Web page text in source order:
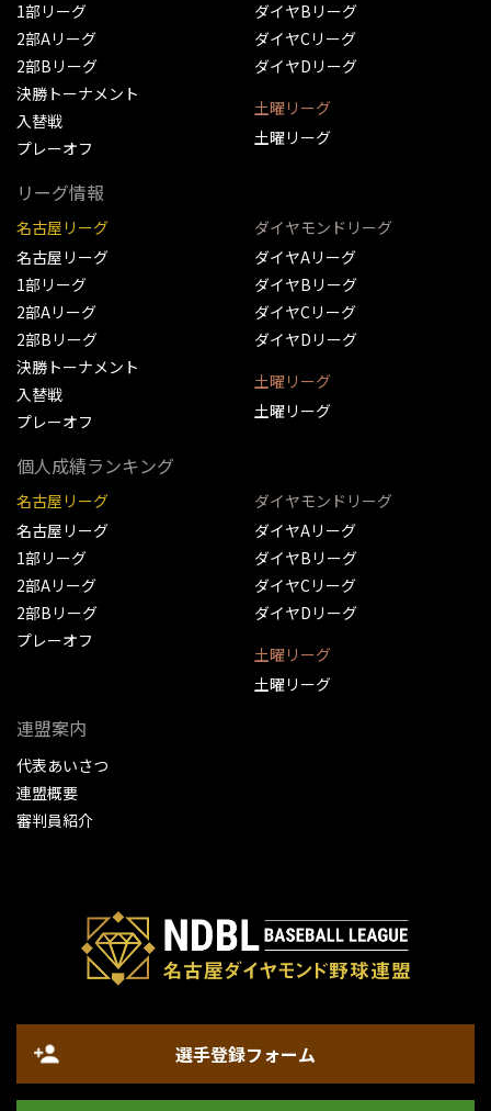
1部リーグ
2部Aリーグ
2部Bリーグ
決勝トーナメント
入替戦
プレーオフ
ダイヤBリーグ
ダイヤCリーグ
ダイヤDリーグ
土曜リーグ
土曜リーグ
リーグ情報
名古屋リーグ
名古屋リーグ
1部リーグ
2部Aリーグ
2部Bリーグ
決勝トーナメント
入替戦
プレーオフ
ダイヤモンドリーグ
ダイヤAリーグ
ダイヤBリーグ
ダイヤCリーグ
ダイヤDリーグ
土曜リーグ
土曜リーグ
個人成績ランキング
名古屋リーグ
名古屋リーグ
1部リーグ
2部Aリーグ
2部Bリーグ
プレーオフ
ダイヤモンドリーグ
ダイヤAリーグ
ダイヤBリーグ
ダイヤCリーグ
ダイヤDリーグ
土曜リーグ
土曜リーグ
連盟案内
代表あいさつ
連盟概要
審判員紹介
選手登録フォーム